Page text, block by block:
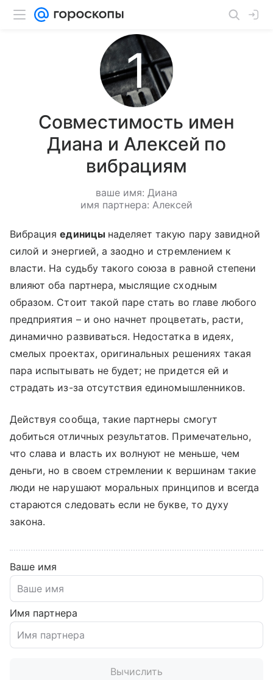
Совместимость имен
Диана и Алексей по
вибрациям
ваше имя: Диана
имя партнера: Алексей
Вибрацияединицы наделяет такую пару завидной
силой и энергией, а заодно и стремлением к
власти. На судьбу такого союза в равной степени
влияют оба партнера, мыслящие сходным
образом. Стоит такой паре стать во главе любого
предприятия – и оно начнет процветать, расти,
динамично развиваться. Недостатка в идеях,
смелых проектах, оригинальных решениях такая
пара испытывать не будет; не придется ей и
страдать из-за отсутствия единомышленников.
Действуя сообща, такие партнеры смогут
добиться отличных результатов. Примечательно,
что слава и власть их волнуют не меньше, чем
деньги, но в своем стремлении к вершинам такие
люди не нарушают моральных принципов и всегда
стараются следовать если не букве, то духу
закона.
Ваше имя
Имя партнера
Вычислить